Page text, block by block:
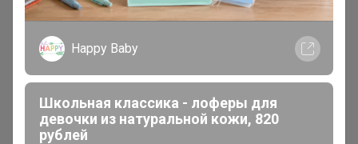
Happy Baby
Школьная классика - лоферы для
девочки из натуральной кожи, 820
рублей